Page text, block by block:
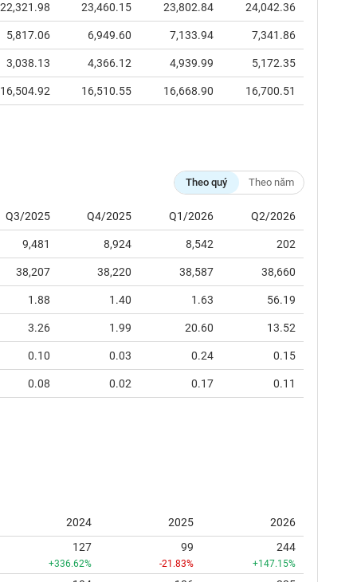
22,321.98 23,460.15 23,802.84 24,042.36
5,817.06 6,949.60 7,133.94 7,341.86
3,038.13 4,366.12 4,939.99 5,172.35
16,504.92 16,510.55 16,668.90 16,700.51
Theo quý Theo năm
Q3/2025 Q4/2025 Q1/2026 Q2/2026
9,481 8,924 8,542 202
38,207 38,220 38,587 38,660
1.88 1.40 1.63 56.19
3.26 1.99 20.60 13.52
0.10 0.03 0.24 0.15
0.08 0.02 0.17 0.11
2024 2025
2026
127
+336.62%
99
-21.83%
244
+147.15%